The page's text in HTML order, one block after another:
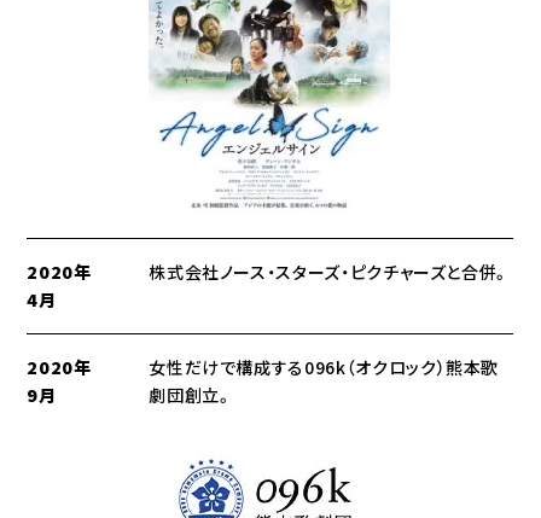
2020年
4月
株式会社ノース・スターズ・ピクチャーズと合併。
2020年
9月
女性だけで構成する096k（オクロック）熊本歌
劇団創立。